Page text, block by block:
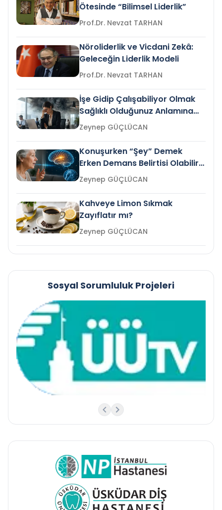
Ötesinde “Bilimsel Liderlik”
Prof.Dr. Nevzat TARHAN
Nöroliderlik ve Vicdani Zekâ:
Geleceğin Liderlik Modeli
Prof.Dr. Nevzat TARHAN
İşe Gidip Çalışabiliyor Olmak
Sağlıklı Olduğunuz Anlamına
Gelir mi?Zeynep GÜÇLÜCAN
Konuşurken “Şey” Demek
Erken Demans Belirtisi Olabilir
mi?
Zeynep GÜÇLÜCAN
Kahveye Limon Sıkmak
Zayıflatır mı?
Zeynep GÜÇLÜCAN
Sosyal Sorumluluk Projeleri